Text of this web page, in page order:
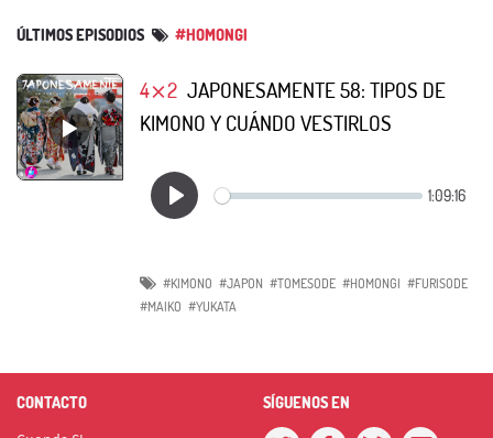
ÚLTIMOS EPISODIOS #HOMONGI
4⨯2 JAPONESAMENTE 58: TIPOS DE
KIMONO Y CUÁNDO VESTIRLOS
#KIMONO #JAPON #TOMESODE #HOMONGI #FURISODE
#MAIKO #YUKATA
CONTACTO SÍGUENOS EN